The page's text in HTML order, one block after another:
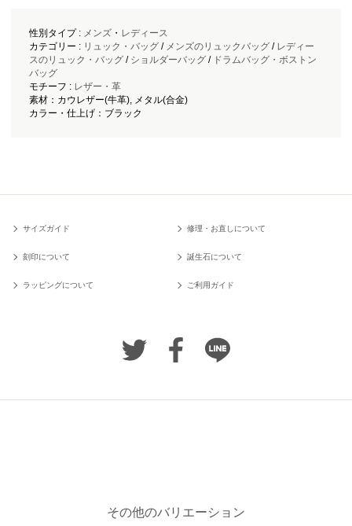
性別タイプ : メンズ・ レディース
カテゴリー : リュック・バッグ/ メンズのリュックバッグ/ レディー
スのリュック・バッグ/ ショルダーバッグ/ ドラムバッグ・ボストン
バッグ
モチーフ : レザー・革
素材：カウレザー(牛革), メタル(合金)
カラー・仕上げ：ブラック
サイズガイド 修理・お直しについて
刻印について 誕生石について
ラッピングについて ご利用ガイド
その他のバリエーション